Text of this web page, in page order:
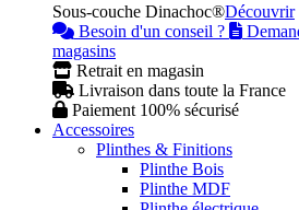
Sous-couche Dinachoc®Découvrir
Besoin d'un conseil ?
magasins
Retrait en magasin
Livraison dans toute la France
Paiement 100% sécurisé
Accessoires
Plinthes & Finitions
Plinthe Bois
Plinthe MDF